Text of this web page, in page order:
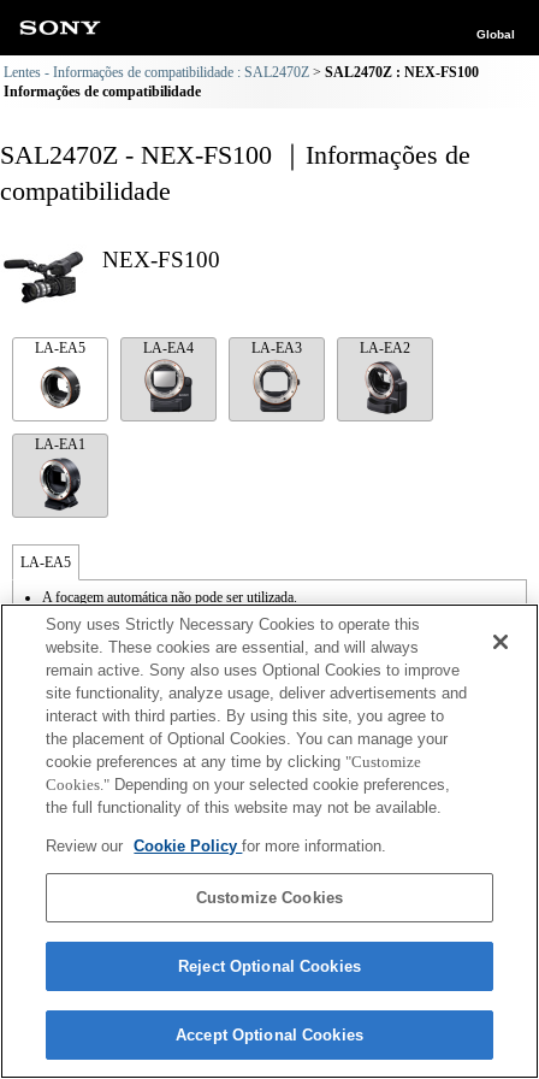
Global
Lentes - Informações de compatibilidade : SAL2470Z
SAL2470Z : NEX-FS100
Informações de compatibilidade
SAL2470Z - NEX-FS100 ｜Informações de
compatibilidade
NEX-FS100
LA-EA5 LA-EA4 LA-EA3 LA-EA2
LA-EA1
LA-EA5
A focagem automática não pode ser utilizada.
Disponível com adaptador de montagem.
A função SteadyShot não é suportada.
O ruído de funcionamento da lente, como durante o zoom e a focagem, pode ser
captado durante a gravação de vídeo.
O ajuste automático da íris não está disponível no modo de vídeo.
A alteração da íris durante a gravação pode criar ruído de funcionamento ou tornar o
ecrã mais luminoso durante o funcionamento.
Terms of Use Contact Us
Sony uses Strictly Necessary Cookies to operate this
website. These cookies are essential, and will always
remain active. Sony also uses Optional Cookies to improve
site functionality, analyze usage, deliver advertisements and
interact with third parties. By using this site, you agree to
the placement of Optional Cookies. You can manage your
cookie preferences at any time by clicking "Customize
Cookies." Depending on your selected cookie preferences,
the full functionality of this website may not be available.
Review our Cookie Policyfor more information.
Customize Cookies
Reject Optional Cookies
Accept Optional Cookies